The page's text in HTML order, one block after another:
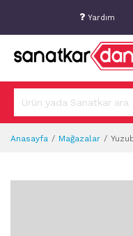
Yardım
Anasayfa Mağazalar